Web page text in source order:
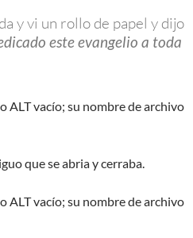
y vi un rollo de papel y dijo
este evangelio a toda
que se abria y cerraba.